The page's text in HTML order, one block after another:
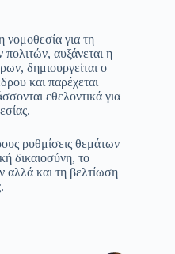
νομοθεσία για τη
αυξάνεται η
δημιουργείται ο
και παρέχεται
εθελοντικά για
ρυθμίσεις θεμάτων
δικαιοσύνη, το
και τη βελτίωση